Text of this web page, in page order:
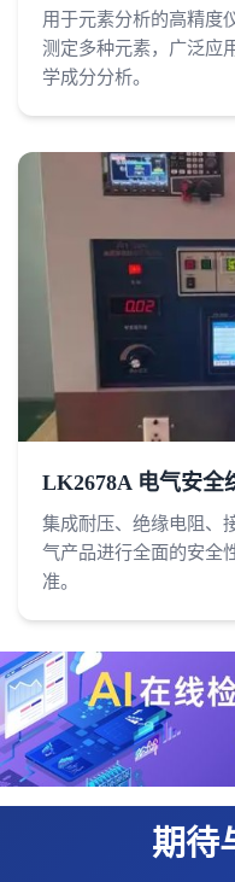
用于元素分析的高精度
测定多种元素，广泛应
学成分分析。
LK2678A 电气安全
集成耐压、绝缘电阻、
气产品进行全面的安全
准。
期待